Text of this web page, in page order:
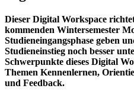
Dieser Digital Workspace
kommenden Wintersemester
Studieneingangsphase geben
Studieneinstieg noch besser
Schwerpunkte dieses Digital
Themen Kennenlernen,
und Feedback.